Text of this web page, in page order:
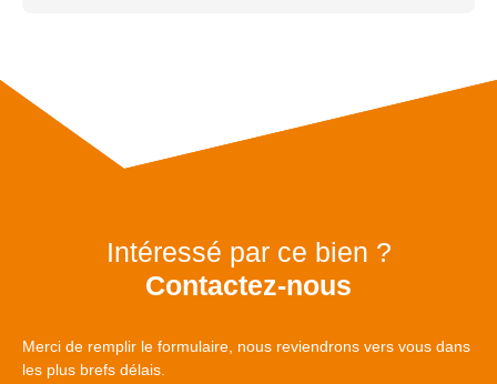
Intéressé par ce bien ?
Contactez-nous
Merci de remplir le formulaire, nous reviendrons vers vous dans
les plus brefs délais.